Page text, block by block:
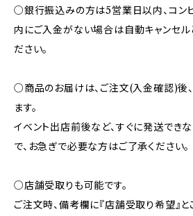
○銀行振込みの方は5営業日以内、コン
内にご入金がない場合は自動キャンセル
ださい。
○商品のお届けは、ご注文(入金確認)後
ます。
イベント出店前後など、すぐに発送でき
で、お急ぎで必要な方はご了承ください。
○店舗受取りも可能です。
ご注文時、備考欄に『店舗受取り希望』と